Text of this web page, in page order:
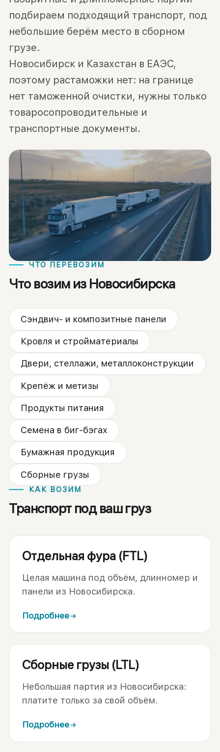
подбираем подходящий транспорт, под
небольшие берём место в сборном
грузе.
Новосибирск и Казахстан в ЕАЭС,
поэтому растаможки нет: на границе
нет таможенной очистки, нужны только
товаросопроводительные и
транспортные документы.
ЧТО ПЕРЕВОЗИМ
Что возим из Новосибирска
Сэндвич- и композитные панели
Кровля и стройматериалы
Двери, стеллажи, металлоконструкции
Крепёж и метизы
Продукты питания
Семена в биг-бэгах
Бумажная продукция
Сборные грузы
КАК ВОЗИМ
Транспорт под ваш груз
Отдельная фура (FTL)
Целая машина под объём, длинномер и
панели из Новосибирска.
Подробнее
Сборные грузы (LTL)
Небольшая партия из Новосибирска:
платите только за свой объём.
Подробнее